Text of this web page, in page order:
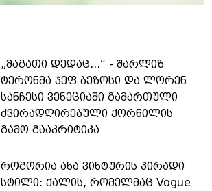
„მაგათი დედაც...“ - შარლიზ
ტერონმა ჯეფ ბეზოსი და ლორენ
სანჩესი ვენეციაში გამართული
ძვირადღირებული ქორწილის
გამო გააკრიტიკა
როგორია ანა ვინტურის პირადი
სტილი: ქალის, რომელმაც Vogue